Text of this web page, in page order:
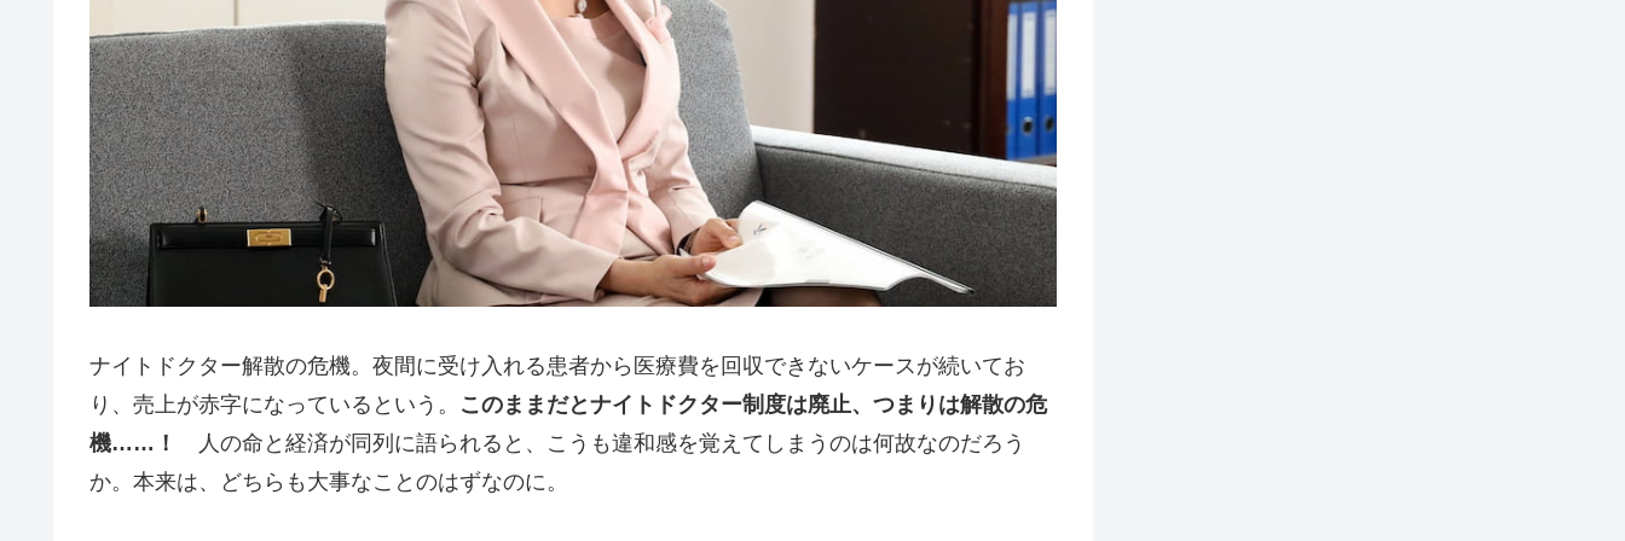
ナイトドクター解散の危機。夜間に受け入れる患者から医療費を回収できないケースが続いてお
り、売上が赤字になっているという。 このままだとナイトドクター制度は廃止、つまりは解散の危
機……！
人の命と経済が同列に語られると、こうも違和感を覚えてしまうのは何故なのだろう
か。本来は、どちらも大事なことのはずなのに。